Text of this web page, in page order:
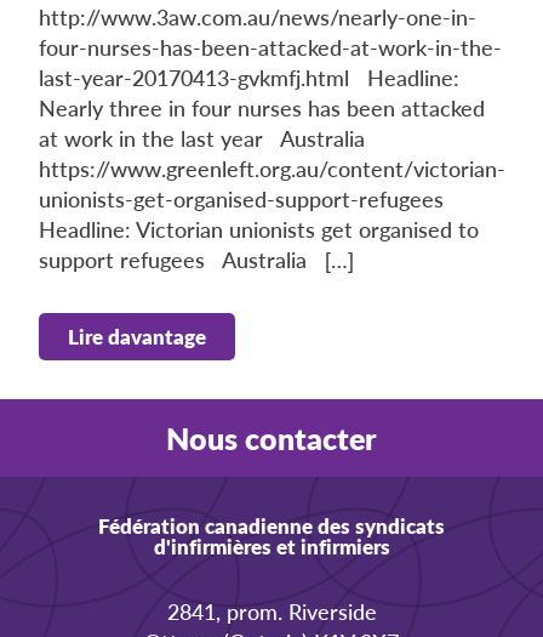
http://www.3aw.com.au/news/nearly-one-in-
four-nurses-has-been-attacked-at-work-in-the-
last-year-20170413-gvkmfj.html Headline:
Nearly three in four nurses has been attacked
at work in the last year Australia
https://www.greenleft.org.au/content/victorian-
unionists-get-organised-support-refugees
Headline: Victorian unionists get organised to
support refugees Australia […]
Lire davantage
Nous contacter
Fédération canadienne des syndicats
d'infirmières et infirmiers
2841, prom. Riverside